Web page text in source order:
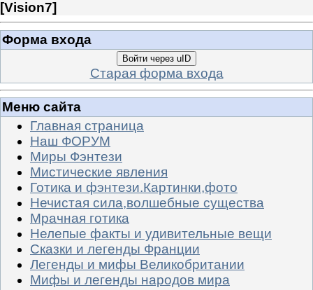
[Vision7]
Форма входа
Войти через uID
Старая форма входа
Меню сайта
Главная страница
Наш ФОРУМ
Миры Фэнтези
Мистические явления
Готика и фэнтези.Картинки,фото
Нечистая сила,волшебные существа
Мрачная готика
Нелепые факты и удивительные вещи
Сказки и легенды Франции
Легенды и мифы Великобритании
Мифы и легенды народов мира